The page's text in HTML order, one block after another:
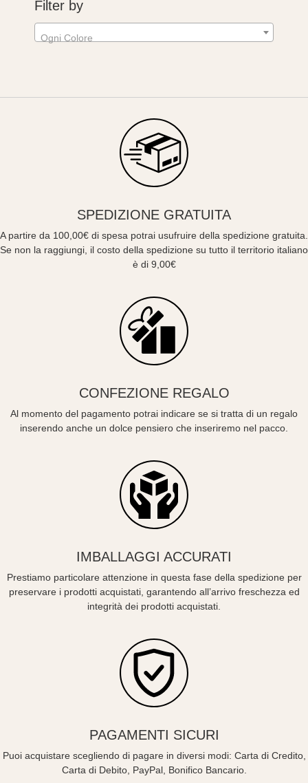
Filter by
Ogni Colore
SPEDIZIONE GRATUITA
A partire da 100,00€ di spesa potrai usufruire della spedizione gratuita.
Se non la raggiungi, il costo della spedizione su tutto il territorio italiano
è di 9,00€
CONFEZIONE REGALO
Al momento del pagamento potrai indicare se si tratta di un regalo
inserendo anche un dolce pensiero che inseriremo nel pacco.
IMBALLAGGI ACCURATI
Prestiamo particolare attenzione in questa fase della spedizione per
preservare i prodotti acquistati, garantendo all’arrivo freschezza ed
integrità dei prodotti acquistati.
PAGAMENTI SICURI
Puoi acquistare scegliendo di pagare in diversi modi: Carta di Credito,
Carta di Debito, PayPal, Bonifico Bancario.